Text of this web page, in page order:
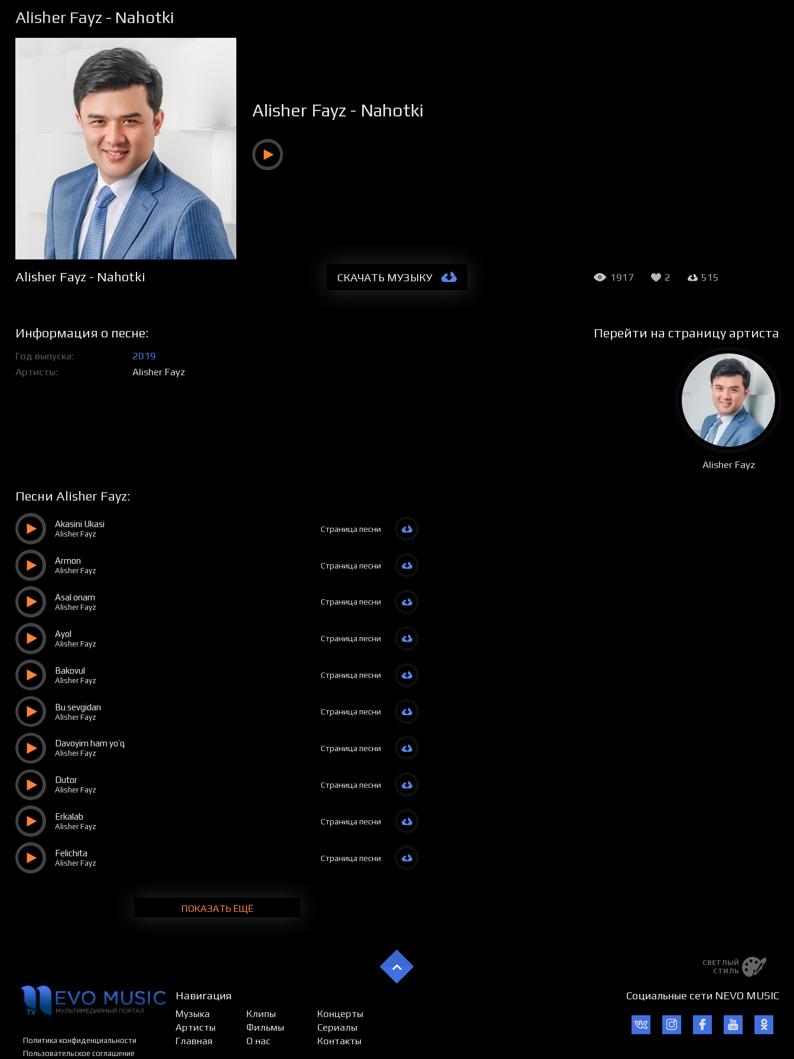
Alisher Fayz - Nahotki
Alisher Fayz - Nahotki
Alisher Fayz - Nahotki СКАЧАТЬ МУЗЫКУ 1917 2 515
Информация о песне:
Год выпуска
2019
Артисты
Alisher Fayz
Перейти на страницу артиста
Alisher Fayz
Песни Alisher Fayz:
Akasini Ukasi
Alisher Fayz
Страница песни
Armon
Alisher Fayz
Страница песни
Asal onam
Alisher Fayz
Страница песни
Ayol
Alisher Fayz
Страница песни
Bakovul
Alisher Fayz
Страница песни
Bu sevgidan
Alisher Fayz
Страница песни
Davoyim ham yo’q
Alisher Fayz
Страница песни
Dutor
Alisher Fayz
Страница песни
Erkalab
Alisher Fayz
Страница песни
Felichita
Alisher Fayz
Страница песни
ПОКАЗАТЬ ЕЩЁ
СВЕТЛЫЙ
СТИЛЬ
Политика конфиденциальности
Пользовательское соглашение
Навигация
Музыка Клипы
Концерты
Артисты
Фильмы
Сериалы
Главная
О нас Контакты
Социальные сети NEVO MUSIC